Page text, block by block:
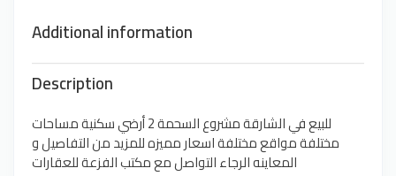
Additional information
Description
للبيع في الشارقة مشروع السحمة 2 أرضي سكنية مساحات
مختلفة مواقع مختلفة اسعار مميزه للمزيد من التفاصيل و
المعاينه الرجاء التواصل مع مكتب الفزعة للعقارات